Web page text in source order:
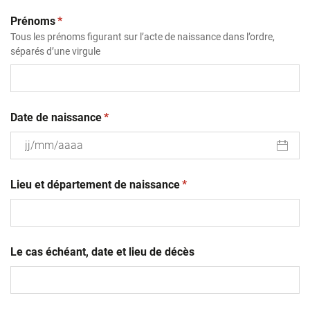
Prénoms(obligatoire)
*
Tous les prénoms figurant sur l’acte de naissance dans l’ordre,
séparés d’une virgule
Date de naissance(obligatoire)
*
slash
MM
Lieu et département de naissance(obligatoire)
*
Le cas échéant, date et lieu de décès